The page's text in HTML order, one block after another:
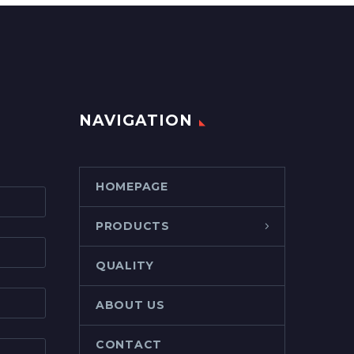
NAVIGATION
HOMEPAGE
PRODUCTS
QUALITY
ABOUT US
CONTACT